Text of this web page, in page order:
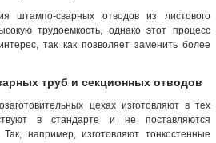
штампо-сварных отводов из листового
трудоемкость, однако этот процесс
так как позволяет заменить более
труб и секционных отводов
цехах изготовляют в тех
в стандарте и не поставляются
например, изготовляют тонкостенные